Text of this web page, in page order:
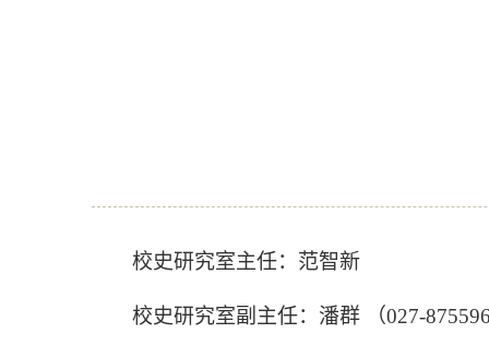
校史研究室主任：范智新
校史研究室副主任：潘群 （027-